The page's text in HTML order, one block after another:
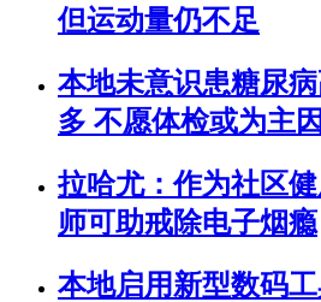
但运动量仍不足
本地未意识患糖尿
多 不愿体检或为主因
拉哈尤：作为社区
师可助戒除电子烟瘾
本地启用新型数码